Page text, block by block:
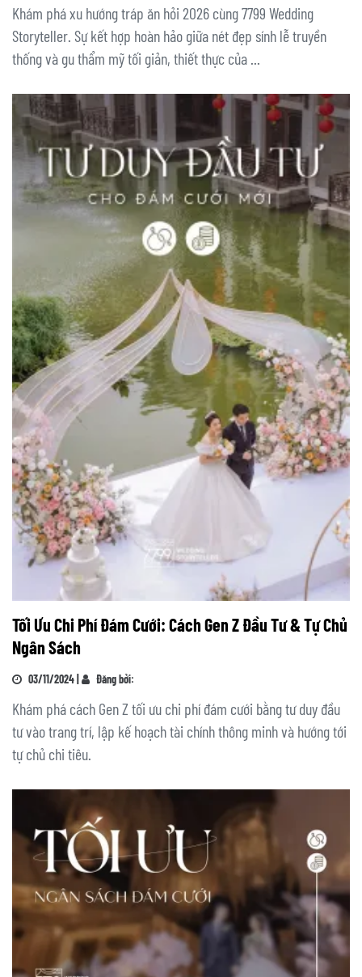
Khám phá xu hướng tráp ăn hỏi 2026 cùng 7799 Wedding
Storyteller. Sự kết hợp hoàn hảo giữa nét đẹp sính lễ truyền
thống và gu thẩm mỹ tối giản, thiết thực của ...
Tối Ưu Chi Phí Đám Cưới: Cách Gen Z Đầu Tư & Tự Chủ
Ngân Sách
03/11/2024 | Đăng bởi:
Khám phá cách Gen Z tối ưu chi phí đám cưới bằng tư duy đầu
tư vào trang trí, lập kế hoạch tài chính thông minh và hướng tới
tự chủ chi tiêu.